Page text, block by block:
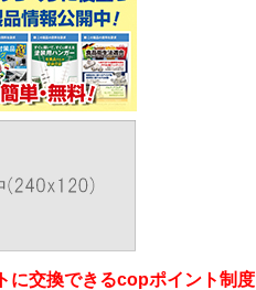
に交換できるcopポイント制度